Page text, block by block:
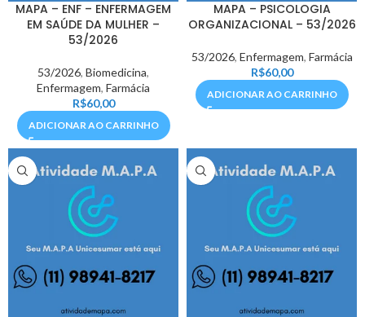
MAPA – ENF – ENFERMAGEM
EM SAÚDE DA MULHER –
53/2026
53/2026, Biomedicina,
Enfermagem, Farmácia
R$60,00
ADICIONAR AO CARRINHO
MAPA – PSICOLOGIA
ORGANIZACIONAL – 53/2026
53/2026, Enfermagem, Farmácia
R$60,00
ADICIONAR AO CARRINHO